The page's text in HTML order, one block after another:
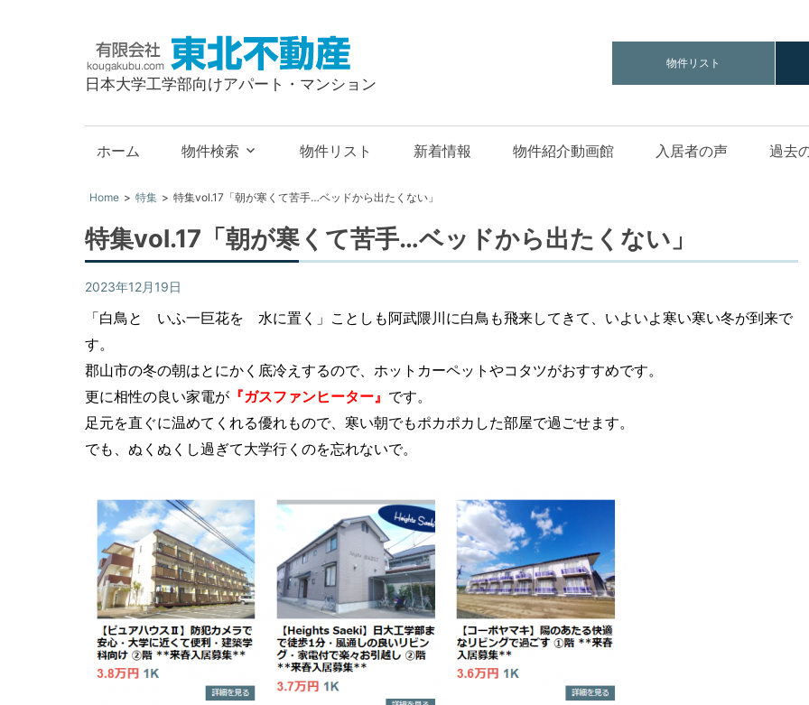
限
社
東
不
動
産
日本大学工学部向けアパート・マンション
物件リスト
ホーム 物件検索 物件リスト 新着情報 物件紹介動画館 入居者の声 過去
Home 特集 特集vol.17「朝が寒くて苦手…ベッドから出たくない」
特集vol.17「朝が寒くて苦手…ベッドから出たくない」
2023年12月19日
「白鳥と いふ一巨花を 水に置く」ことしも阿武隈川に白鳥も飛来してきて、いよいよ寒い寒い冬が到来で
す。
郡山市の冬の朝はとにかく底冷えするので、ホットカーペットやコタツがおすすめです。
更に相性の良い家電が 『ガスファンヒーター』 です。
足元を直ぐに温めてくれる優れもので、寒い朝でもポカポカした部屋で過ごせます。
でも、ぬくぬくし過ぎて大学行くのを忘れないで。